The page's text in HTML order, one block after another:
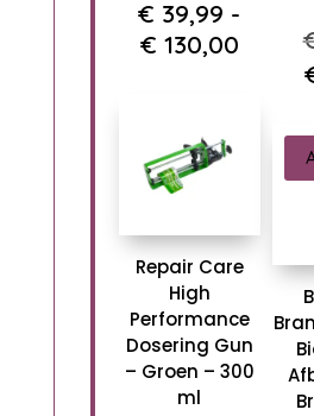
€ 39,99 -
€ 130,00
€
€
Repair Care
High
Performance
Dosering Gun
– Groen – 300
ml